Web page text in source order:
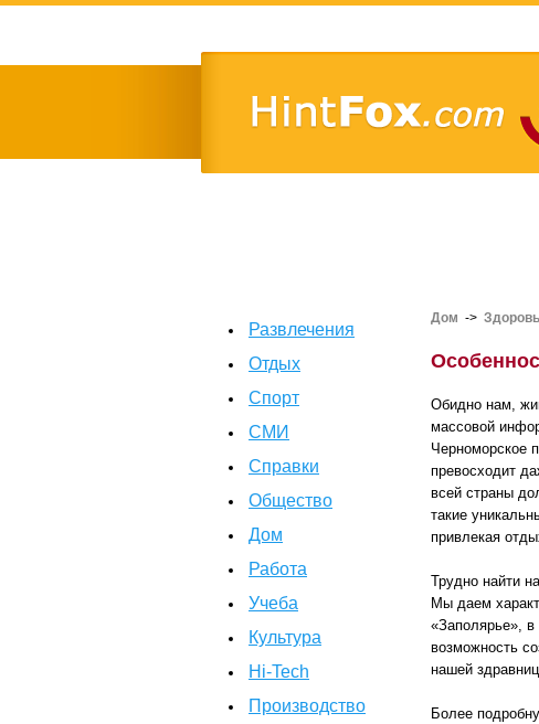
Развлечения
Отдых
Спорт
СМИ
Справки
Общество
Дом
Работа
Учеба
Культура
Hi-Tech
Производство
Дом ->
Обидно нам,
массовой
Черноморское
превосходит
всей страны
такие
привлекая
Трудно найти
Мы даем
«Заполярье»,
возможность
нашей
Более